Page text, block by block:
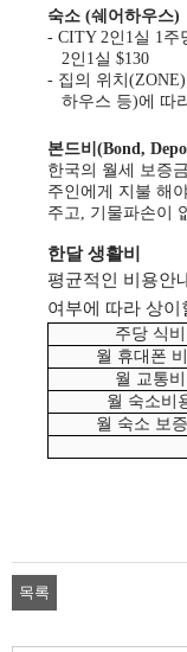
숙소 (쉐어하우스)
- CITY 2인 1실 1주
2인 1실 $130
- 집의 위치 (ZONE)
하우스 등)에 따
본드비 (Bond,
한국의 월세 보증
주인에게 지불 해
주고, 기물파손이
한달 생활비
평균적인 비용안
여부에 따라 상
주당 식비
월 휴대폰
월 교통비
월 숙소비
월 숙소 보
목록